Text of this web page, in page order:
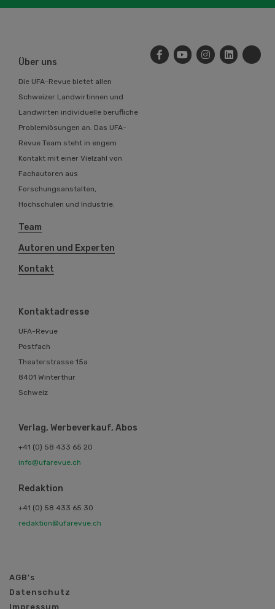
Über uns
Die UFA-Revue bietet allen
Schweizer Landwirtinnen und
Landwirten individuelle berufliche
Problemlösungen an. Das UFA-
Revue Team steht in engem
Kontakt mit einer Vielzahl von
Fachautoren aus
Forschungsanstalten,
Hochschulen und Industrie.
Team
Autoren und Experten
Kontakt
Kontaktadresse
UFA-Revue
Postfach
Theaterstrasse 15a
8401 Winterthur
Schweiz
Verlag, Werbeverkauf, Abos
+41 (0) 58 433 65 20
info@ufarevue.ch
Redaktion
+41 (0) 58 433 65 30
redaktion@ufarevue.ch
AGB's
Datenschutz
Impressum